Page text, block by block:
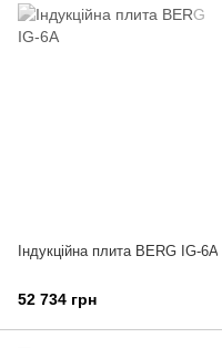
Індукційна плита BERG IG-6A
52 734 грн